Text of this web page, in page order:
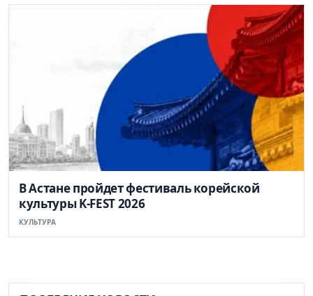
В Астане пройдет фестиваль корейской
культуры K-FEST 2026
КУЛЬТУРА